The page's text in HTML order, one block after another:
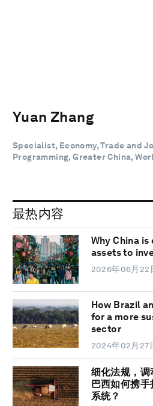
Yuan Zhang
Specialist, Economy, Trade and
Programming, Greater China,
最热内容
Why China
assets to
2026年06月22
How Brazil
for a more
sector
2024年02月27
细化法规，
巴西如何携
系统？